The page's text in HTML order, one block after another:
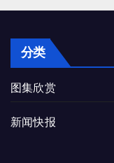
分类
图集欣赏
新闻快报